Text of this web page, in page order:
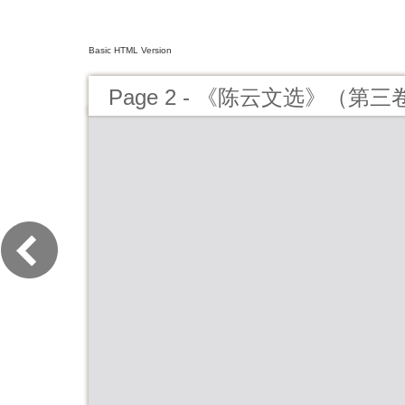
Basic HTML Version
Page 2 - 《陈云文选》（第三